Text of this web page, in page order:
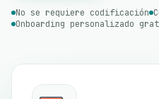
No se requiere codificación
Onboarding personalizado